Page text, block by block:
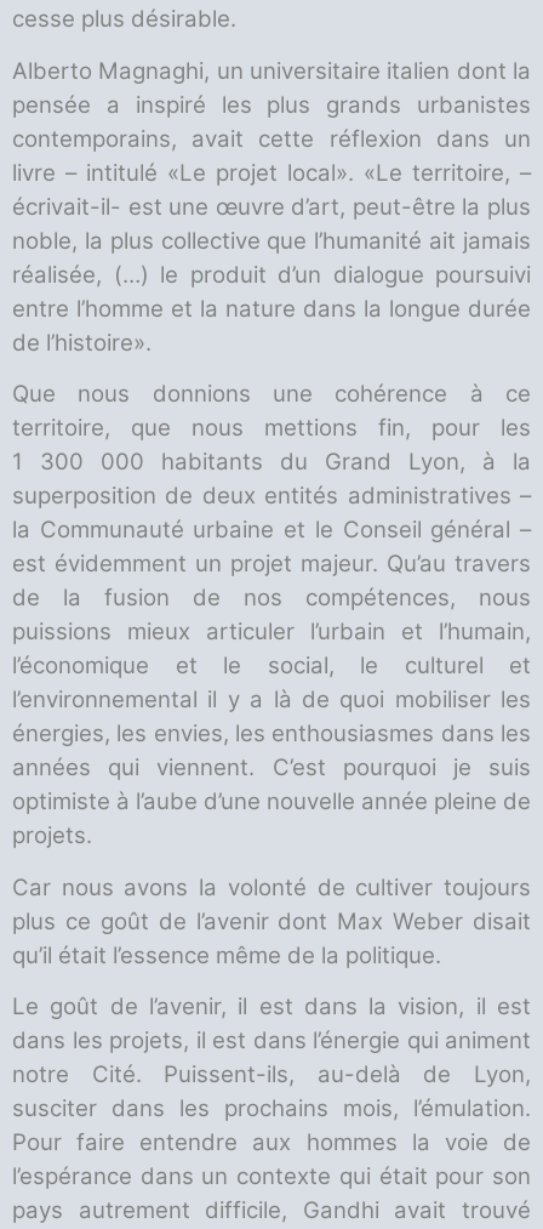
cesse plus désirable.
Alberto Magnaghi, un universitaire italien dont la
pensée a inspiré les plus grands urbanistes
contemporains, avait cette réflexion dans un
livre – intitulé «Le projet local». «Le territoire, –
écrivait-il- est une œuvre d’art, peut-être la plus
noble, la plus collective que l’humanité ait jamais
réalisée, (…) le produit d’un dialogue poursuivi
entre l’homme et la nature dans la longue durée
de l’histoire».
Que nous donnions une cohérence à ce
territoire, que nous mettions fin, pour les
1 300 000 habitants du Grand Lyon, à la
superposition de deux entités administratives –
la Communauté urbaine et le Conseil général –
est évidemment un projet majeur. Qu’au travers
de la fusion de nos compétences, nous
puissions mieux articuler l’urbain et l’humain,
l’économique et le social, le culturel et
l’environnemental il y a là de quoi mobiliser les
énergies, les envies, les enthousiasmes dans les
années qui viennent. C’est pourquoi je suis
optimiste à l’aube d’une nouvelle année pleine de
projets.
Car nous avons la volonté de cultiver toujours
plus ce goût de l’avenir dont Max Weber disait
qu’il était l’essence même de la politique.
Le goût de l’avenir, il est dans la vision, il est
dans les projets, il est dans l’énergie qui animent
notre Cité. Puissent-ils, au-delà de Lyon,
susciter dans les prochains mois, l’émulation.
Pour faire entendre aux hommes la voie de
l’espérance dans un contexte qui était pour son
pays autrement difficile, Gandhi avait trouvé